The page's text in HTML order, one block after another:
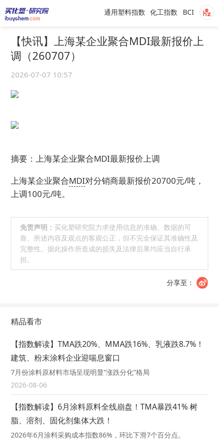
BCI
化工指数
通用塑料指数
【快讯】上海某企业聚合MDI最新报价上
调（260707）
2026-07-07 10:57
摘要：上海某企业聚合MDI最新报价上调
上海某企业聚合MDI对分销商最新报价20700元/吨，
上调100元/吨。
免责声明： 买化塑研究院力求使用信息的准确、数据的可
靠、所述内容及观点的客观公正，但不完全保证其准确性及
完整性。据此操作所造成的损失及法律后果均应当自行承
担。
分享至：
精品看市
【指数解读】TMA跌20%、MMA跌16%、乳液跌8.7%！
建筑、粉末涂料企业迎喘息窗口
7月份涂料原材料市场呈现明显“涨跌分化”格局
2026-08-06
【指数解读】6月涂料原料全线崩盘！TMA暴跌41% 树
脂、溶剂、固化剂集体大跌！
2026年6月涂料采购成本指数86%，环比下滑7个百分点。